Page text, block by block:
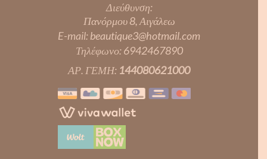
Διεύθυνση:
Πανόρμου 8, Αιγάλεω
E-mail:beautique3@hotmail.com
Τηλέφωνο:6942467890
ΑΡ. ΓΕΜΗ: 144080621000